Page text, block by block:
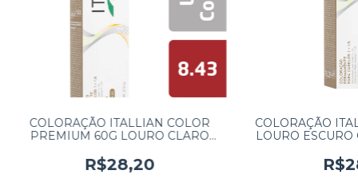
COLORAÇÃO ITALLIAN COLOR
PREMIUM 60G LOURO CLARO
R$28,20
COLORAÇÃO
LOURO